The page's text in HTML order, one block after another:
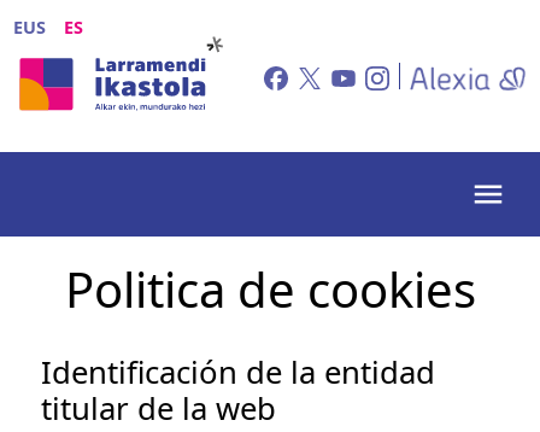
EUS ES
Politica de cookies
Identificación de la entidad
titular de la web